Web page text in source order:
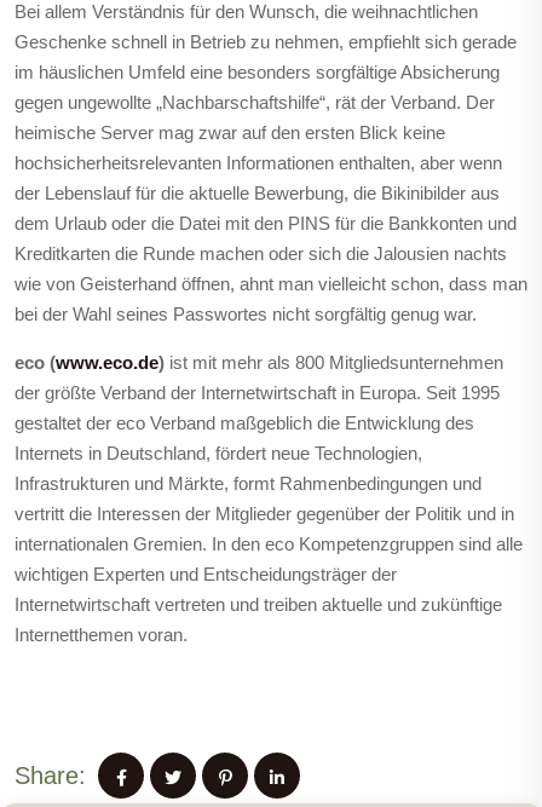
Bei allem Verständnis für den Wunsch, die weihnachtlichen
Geschenke schnell in Betrieb zu nehmen, empfiehlt sich gerade
im häuslichen Umfeld eine besonders sorgfältige Absicherung
gegen ungewollte „Nachbarschaftshilfe“, rät der Verband. Der
heimische Server mag zwar auf den ersten Blick keine
hochsicherheitsrelevanten Informationen enthalten, aber wenn
der Lebenslauf für die aktuelle Bewerbung, die Bikinibilder aus
dem Urlaub oder die Datei mit den PINS für die Bankkonten und
Kreditkarten die Runde machen oder sich die Jalousien nachts
wie von Geisterhand öffnen, ahnt man vielleicht schon, dass man
bei der Wahl seines Passwortes nicht sorgfältig genug war.
eco (www.eco.de) ist mit mehr als 800 Mitgliedsunternehmen
der größte Verband der Internetwirtschaft in Europa. Seit 1995
gestaltet der eco Verband maßgeblich die Entwicklung des
Internets in Deutschland, fördert neue Technologien,
Infrastrukturen und Märkte, formt Rahmenbedingungen und
vertritt die Interessen der Mitglieder gegenüber der Politik und in
internationalen Gremien. In den eco Kompetenzgruppen sind alle
wichtigen Experten und Entscheidungsträger der
Internetwirtschaft vertreten und treiben aktuelle und zukünftige
Internetthemen voran.
Share: